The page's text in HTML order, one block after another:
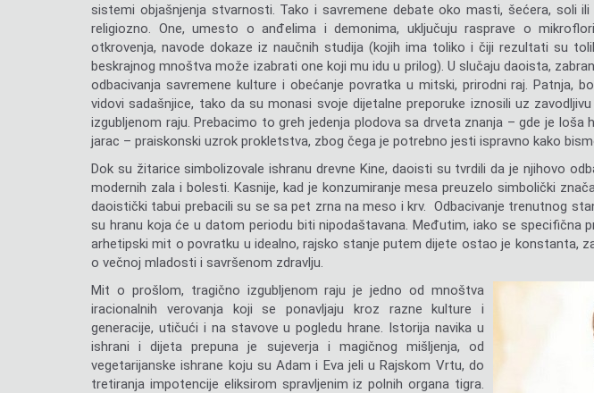
sistemi objašnjenja stvarnosti. Tako i savremene debate oko masti, šećera, soli ili
religiozno. One, umesto o anđelima i demonima, uključuju rasprave o
otkrovenja, navode dokaze iz naučnih studija (kojih ima toliko i čiji rezultati su
beskrajnog mnoštva može izabrati one koji mu idu u prilog). U slučaju daoista,
odbacivanja savremene kulture i obećanje povratka u mitski, prirodni raj. Patnja,
vidovi sadašnjice, tako da su monasi svoje dijetalne preporuke iznosili uz
izgubljenom raju. Prebacimo to greh jedenja plodova sa drveta znanja – gde je loša
jarac – praiskonski uzrok prokletstva, zbog čega je potrebno jesti ispravno kako
Dok su žitarice simbolizovale ishranu drevne Kine, daoisti su tvrdili da je njihovo
modernih zala i bolesti. Kasnije, kad je konzumiranje mesa preuzelo simbolički
daoistički tabui prebacili su se sa pet zrna na meso i krv. Odbacivanje trenutnog
su hranu koja će u datom periodu biti nipodaštavana. Međutim, iako se specifična
arhetipski mit o povratku u idealno, rajsko stanje putem dijete ostao je konstanta,
o večnoj mladosti i savršenom zdravlju.
Mit o prošlom, tragično izgubljenom raju je jedno od mnoštva
iracionalnih verovanja koji se ponavljaju kroz razne kulture i
generacije, utičući i na stavove u pogledu hrane. Istorija navika u
ishrani i dijeta prepuna je sujeverja i magičnog mišljenja, od
vegetarijanske ishrane koju su Adam i Eva jeli u Rajskom Vrtu, do
tretiranja impotencije eliksirom spravljenim iz polnih organa tigra.